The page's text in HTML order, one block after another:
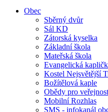
Obec
Sběrný dvůr
Sál KD
Zátorská kyselka
Základní škola
Mateřská škola
Evangelická
Kostel Nejsvětější
Božítělová kaple
Obědy pro veřejnost
Mobilní Rozhlas
SMS - infokanál